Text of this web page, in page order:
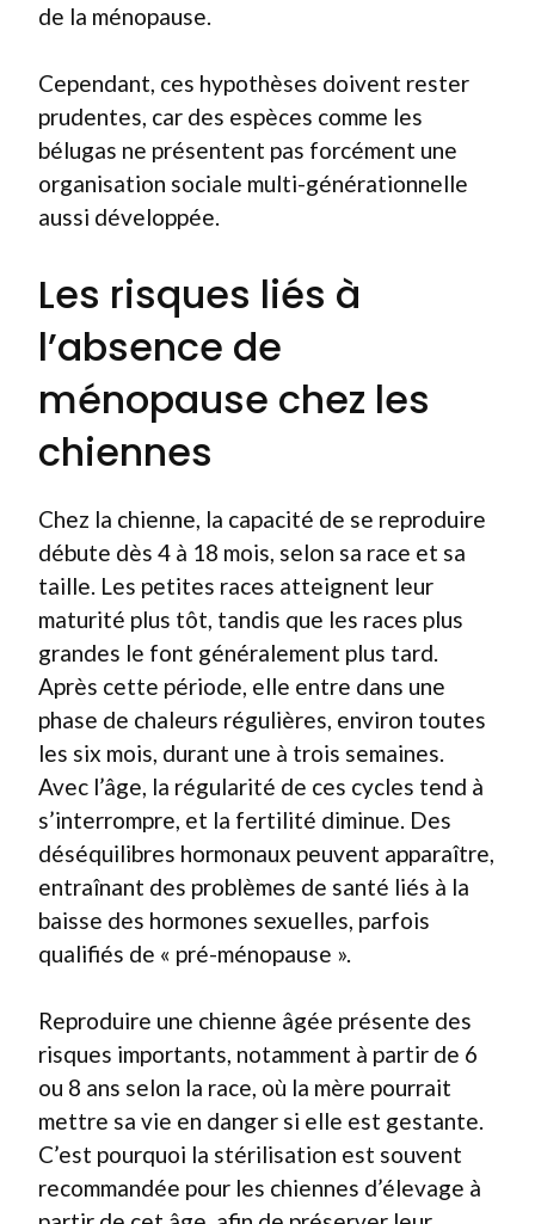
de la ménopause.
Cependant, ces hypothèses doivent rester
prudentes, car des espèces comme les
bélugas ne présentent pas forcément une
organisation sociale multi-générationnelle
aussi développée.
Les risques liés à
l’absence de
ménopause chez les
chiennes
Chez la chienne, la capacité de se reproduire
débute dès 4 à 18 mois, selon sa race et sa
taille. Les petites races atteignent leur
maturité plus tôt, tandis que les races plus
grandes le font généralement plus tard.
Après cette période, elle entre dans une
phase de chaleurs régulières, environ toutes
les six mois, durant une à trois semaines.
Avec l’âge, la régularité de ces cycles tend à
s’interrompre, et la fertilité diminue. Des
déséquilibres hormonaux peuvent apparaître,
entraînant des problèmes de santé liés à la
baisse des hormones sexuelles, parfois
qualifiés de « pré-ménopause ».
Reproduire une chienne âgée présente des
risques importants, notamment à partir de 6
ou 8 ans selon la race, où la mère pourrait
mettre sa vie en danger si elle est gestante.
C’est pourquoi la stérilisation est souvent
recommandée pour les chiennes d’élevage à